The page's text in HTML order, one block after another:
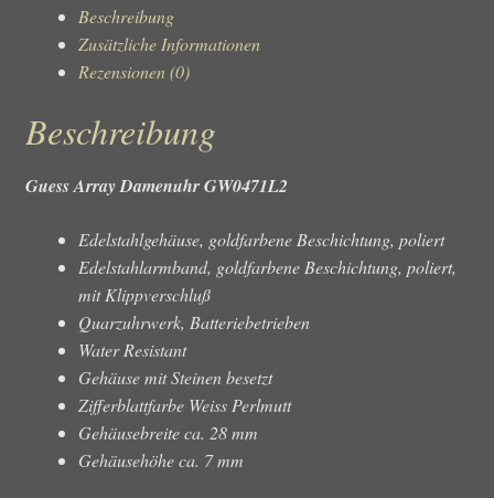
Beschreibung
Zusätzliche Informationen
Rezensionen (0)
Beschreibung
Guess Array Damenuhr GW0471L2
Edelstahlgehäuse, goldfarbene Beschichtung, poliert
Edelstahlarmband, goldfarbene Beschichtung, poliert,
mit Klippverschluß
Quarzuhrwerk, Batteriebetrieben
Water Resistant
Gehäuse mit Steinen besetzt
Zifferblattfarbe Weiss Perlmutt
Gehäusebreite ca. 28 mm
Gehäusehöhe ca. 7 mm